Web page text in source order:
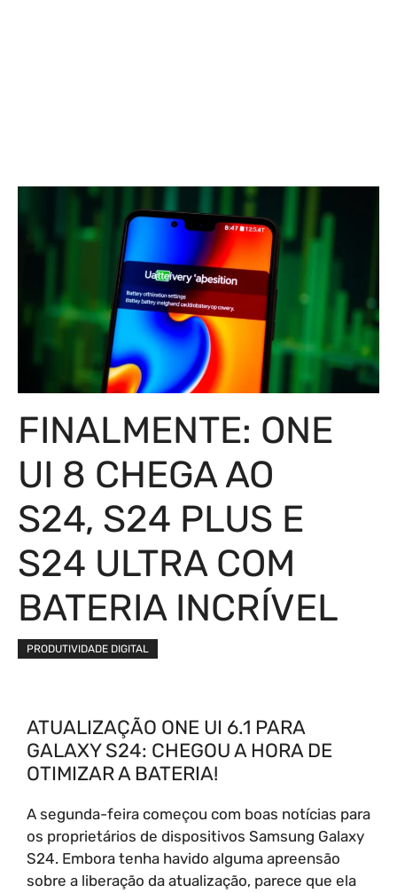
FINALMENTE: ONE
UI 8 CHEGA AO
S24, S24 PLUS E
S24 ULTRA COM
BATERIA INCRÍVEL
PRODUTIVIDADE DIGITAL
ATUALIZAÇÃO ONE UI 6.1 PARA
GALAXY S24: CHEGOU A HORA DE
OTIMIZAR A BATERIA!
A segunda-feira começou com boas notícias para
os proprietários de dispositivos Samsung Galaxy
S24. Embora tenha havido alguma apreensão
sobre a liberação da atualização, parece que ela